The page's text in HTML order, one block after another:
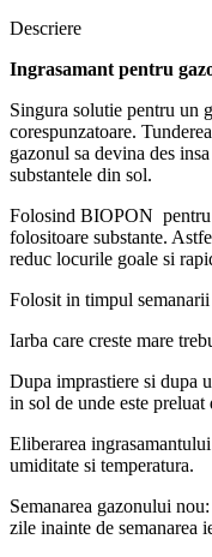
Descriere
Ingrasamant pentru
Singura solutie pentru un
corespunzatoare.
gazonul sa devina des
substantele din sol.
Folosind BIOPON pentru
folositoare substante.
reduc locurile goale si
Folosit in timpul
Iarba care creste mare
Dupa imprastiere si dupa
in sol de unde este
Eliberarea
umiditate si temperatura.
Semanarea gazonului
zile inainte de semanarea